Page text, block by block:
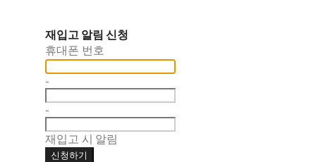
재입고 알림 신청
휴대폰 번호
-
-
재입고 시 알림
신청하기